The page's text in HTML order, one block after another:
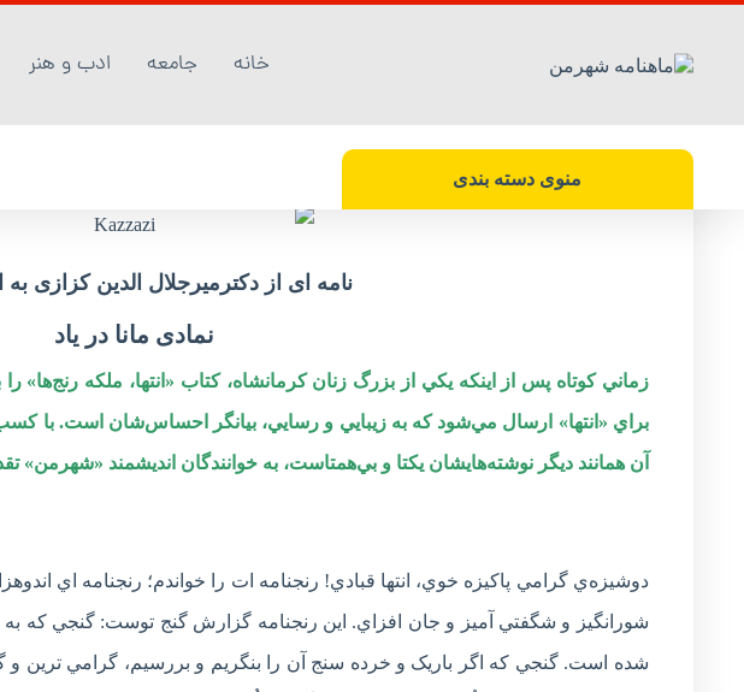
خانه جامعه ادب و هنر
منوی دسته بندی
نامه ا‌ی از دکترمیرجلال الدین کزازی به
نمادی مانا در یاد
زماني كوتاه پس از اينكه يكي از بزرگ زنان كرمانشاه، كتاب «انتها، ملكه رنج‌ها»
براي «انتها» ارسال مي‌شود كه به زيبايي و رسايي، بيانگر احساس‌شان است. با كسب
آن همانند ديگر نوشته‌هايشان يكتا و بي‌همتاست، به خوانندگان انديشمند «شهرمن»
دوشيزه‌ي گرامي پاکيزه خوي، انتها قبادي! رنجنامه ات را خواندم؛ رنجنامه اي
شورانگيز و شگفتي آميز و جان افزاي. اين رنجنامه گزارش گنج توست: گنجي که به
شده است. گنجي که اگر باريک و خرده سنج آن را بنگريم و بررسيم، گرامي ترين و